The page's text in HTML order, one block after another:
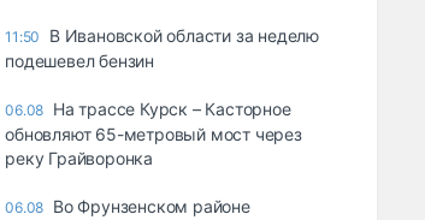
11:50
В Ивановской области за неделю
подешевел бензин
06.08 На трассе Курск – Касторное
обновляют 65-метровый мост через
реку Грайворонка
06.08 Во Фрунзенском районе